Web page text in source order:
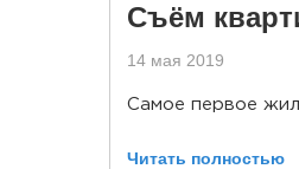
Съём
14 мая 2019
Самое первое
Читать полностью